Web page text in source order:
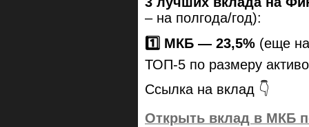
– на полгода/год):
1️⃣ МКБ — 23,5% (еще
ТОП-5 по размеру
Ссылка на вклад 👇
Открыть вклад в МКБ